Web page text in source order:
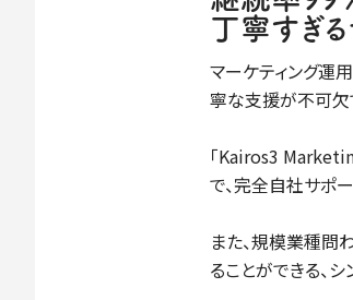
丁寧すぎ
マーケティング運
寧な支援が不可欠
｢Kairos3
で、完全自社サポ
また、規模業種問
ることができる、